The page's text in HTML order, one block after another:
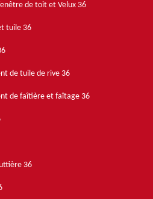
de toit et Velux 36
tuile 36
de tuile de rive 36
de faîtière et faîtage 36
36